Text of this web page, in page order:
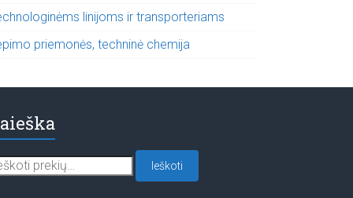
linijoms ir transporteriams
priemonės, techninė chemija
Ieškoti